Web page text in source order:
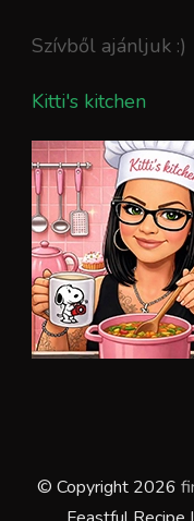
Szívből ajánljuk :)
Kitti's kitchen
© Copyright 2026